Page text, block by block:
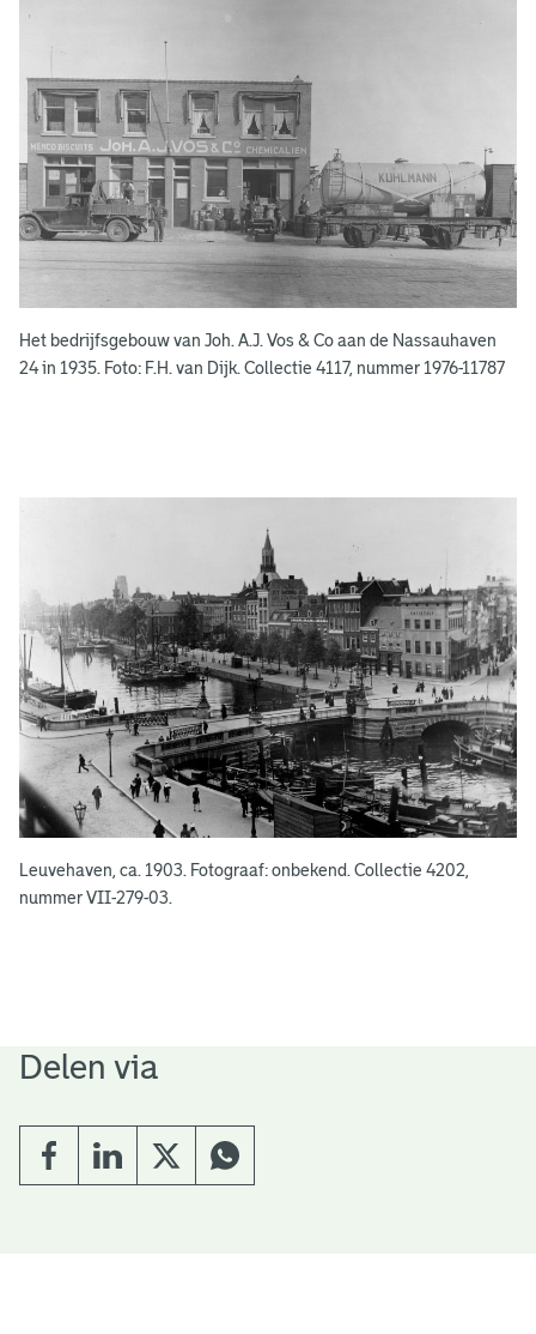
e
s
b
o
e
e
n
e
n
Het bedrijfsgebouw van Joh. A.J. Vos & Co aan de Nassauhaven
24 in 1935. Foto: F.H. van Dijk. Collectie 4117, nummer 1976-11787
n
Leuvehaven, ca. 1903. Fotograaf: onbekend. Collectie 4202,
nummer VII-279-03.
Delen via